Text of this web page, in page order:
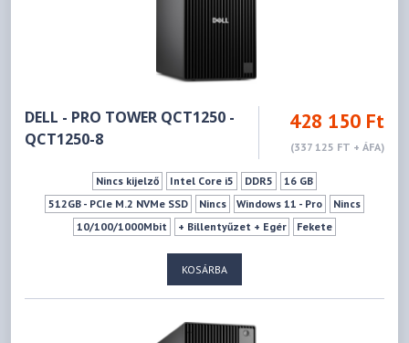
DELL - PRO TOWER QCT1250 -
QCT1250-8
428 150 Ft
(337 125 FT + ÁFA)
Nincs kijelző Intel Core i5 DDR5
16 GB
512GB - PCIe M.2 NVMe SSD
Nincs Windows 11 - Pro
Nincs
10/100/1000Mbit
+ Billentyűzet + Egér Fekete
KOSÁRBA